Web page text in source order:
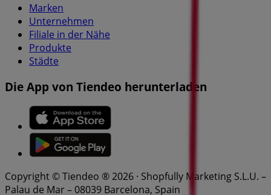
Marken
Unternehmen
Filiale in der Nähe
Produkte
Städte
Die App von Tiendeo herunterladen
Copyright © Tiendeo ® 2026 · Shopfully Marketing S.L.U. –
Palau de Mar – 08039 Barcelona, Spain